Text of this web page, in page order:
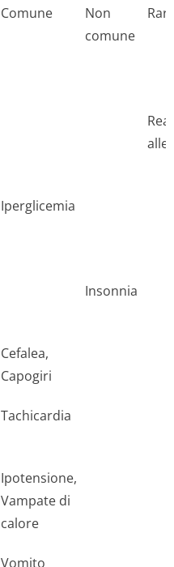
Comune
Non
comune
Iperglicemia
Insonnia
Cefalea,
Capogiri
Tachicardia
Ipotensione,
Vampate di
calore
Vomito